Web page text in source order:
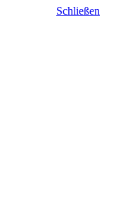
Schließen